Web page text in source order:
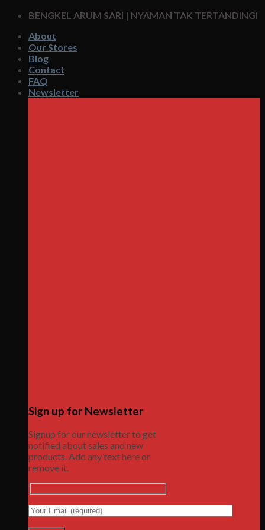
Skip
content
BENGKEL ARUM SARI | NYAMAN TAK TERTANDINGI
About
Our Stores
Blog
Contact
FAQ
Newsletter
Sign up for Newsletter
Signup for our newsletter to get
notified about sales and new
products. Add any text here or
remove it.